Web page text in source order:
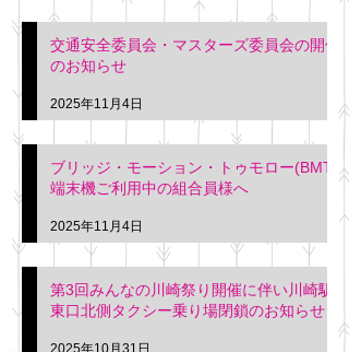
交通安全委員会・マスターズ委員会の開催
のお知らせ
2025年11月4日
ブリッジ・モーション・トゥモロー(BMT)
端末機ご利用中の組合員様へ
2025年11月4日
第3回みんなの川崎祭り開催に伴い川崎駅
東口北側タクシー乗り場閉鎖のお知らせ
2025年10月31日